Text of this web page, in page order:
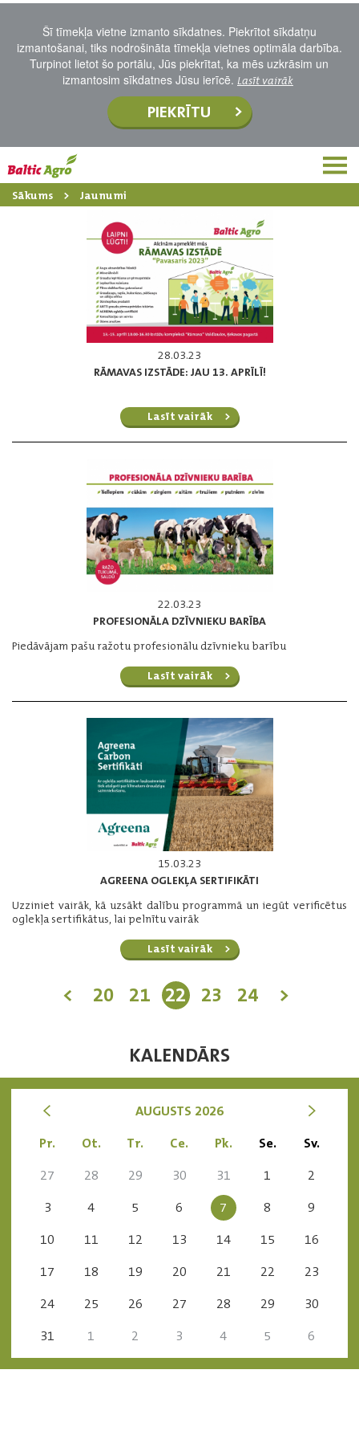
Šī tīmekļa vietne izmanto sīkdatnes. Piekrītot sīkdatņu
izmantošanai, tiks nodrošināta tīmekļa vietnes optimāla darbība.
Turpinot lietot šo portālu, Jūs piekrītat, ka mēs uzkrāsim un
izmantosim sīkdatnes Jūsu ierīcē. Lasīt vairāk
PIEKRĪTU
Sākums Jaunumi
28.03.23
RĀMAVAS IZSTĀDE: JAU 13. APRĪLĪ!
Lasīt vairāk
22.03.23
PROFESIONĀLA DZĪVNIEKU BARĪBA
Piedāvājam pašu ražotu profesionālu dzīvnieku barību
Lasīt vairāk
15.03.23
AGREENA OGLEKĻA SERTIFIKĀTI
Uzziniet vairāk, kā uzsākt dalību programmā un iegūt verificētus
oglekļa sertifikātus, lai pelnītu vairāk
Lasīt vairāk
< 20 21 22 23 24 >
KALENDĀRS
< AUGUSTS 2026 >
Pr. Ot. Tr. Ce. Pk. Se.
Sv.
27
28 29 30 31 1
2
3
4 5 6 7 8
9
10
11 12 13 14 15
16
17
18 19 20 21 22
23
24
25 26 27 28 29
30
31
1 2 3 4 5 6